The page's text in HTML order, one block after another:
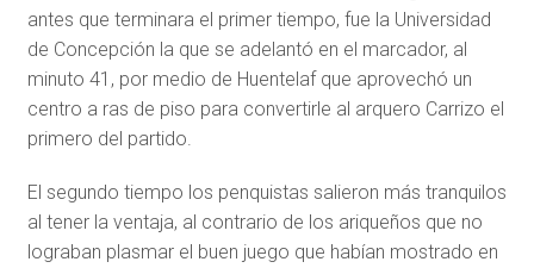
antes que terminara el primer tiempo, fue la Universidad
de Concepción la que se adelantó en el marcador, al
minuto 41, por medio de Huentelaf que aprovechó un
centro a ras de piso para convertirle al arquero Carrizo el
primero del partido.
El segundo tiempo los penquistas salieron más tranquilos
al tener la ventaja, al contrario de los ariqueños que no
lograban plasmar el buen juego que habían mostrado en